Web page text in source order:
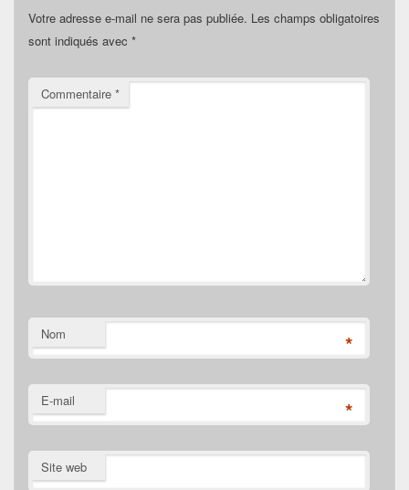
Votre adresse e-mail ne sera pas publiée. Les champs obligatoires
sont indiqués avec *
Commentaire *
Nom *
E-mail *
Site web